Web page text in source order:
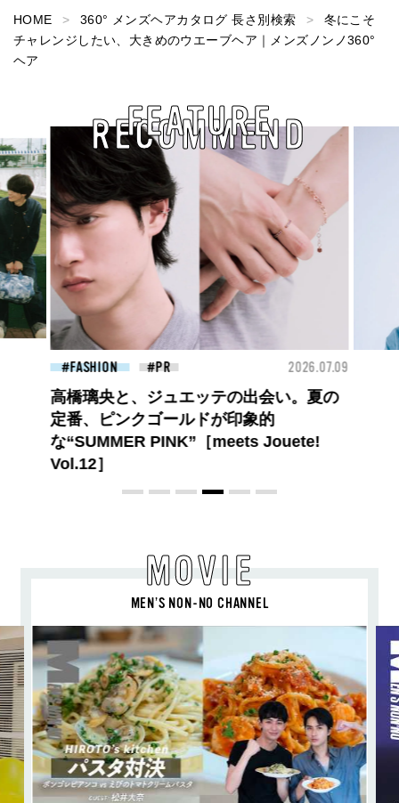
HOME 360° メンズヘアカタログ 長さ別検索
冬にこそ
チャレンジしたい、大きめのウエーブヘア｜メンズノンノ360°
ヘア
RECOMMEND
FEATURE
2026.07.09
い。夏の
BEAUTY 2026.07.09
夏のパーマ、さらにあか抜け。N.（エヌ
ドット）のスタイリングアイテムで作る
旬ヘアのテクニックを、人気３サロンに
教わった！
MOVIE
MEN’S NON-NO CHANNEL